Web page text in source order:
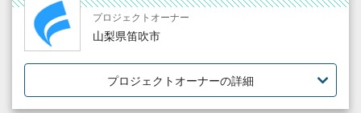
プロジェクトオーナー
山梨県笛吹市
プロジェクトオーナーの詳細